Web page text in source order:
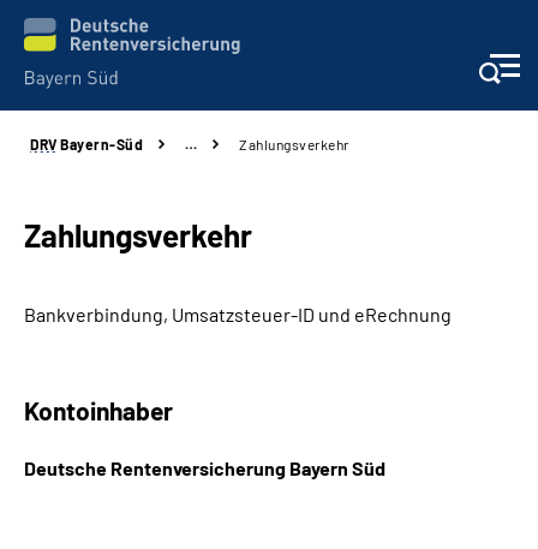
Beratung und Kontakt
Karriere
Über Uns
DRV Bayern-Süd … Zahlungsverkehr
Zahlungsverkehr
Bankverbindung, Umsatzsteuer-ID und eRechnung
Kontoinhaber
Deutsche Rentenversicherung Bayern Süd